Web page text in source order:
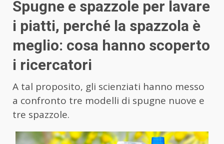
Spugne e spazzole per lavare
i piatti, perché la spazzola è
meglio: cosa hanno scoperto
i ricercatori
A tal proposito, gli scienziati hanno messo
a confronto tre modelli di spugne nuove e
tre spazzole.